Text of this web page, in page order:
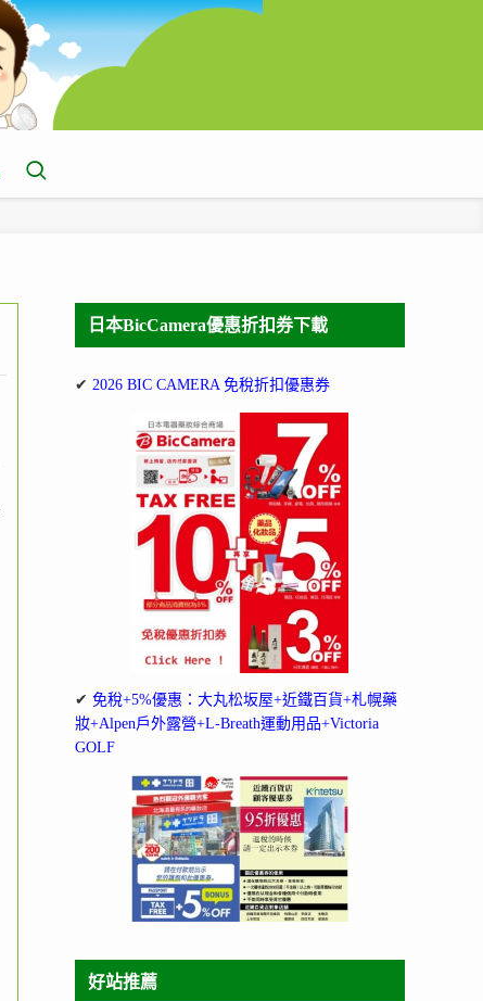
日本BicCamera優惠折扣券下載
✔ 2026 BIC CAMERA 免稅折扣優惠券
✔ 免稅+5%優惠：大丸松坂屋+近鐵百貨+札幌藥
妝+Alpen戶外露營+L-Breath運動用品+Victoria
GOLF
好站推薦